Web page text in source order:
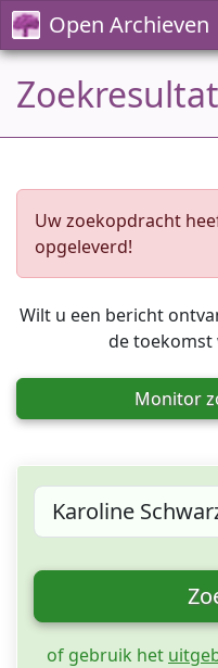
Open Archieven
Uw zoekopdracht
opgeleverd!
Wilt u een bericht
de toekomst
Monitor
of gebruik het